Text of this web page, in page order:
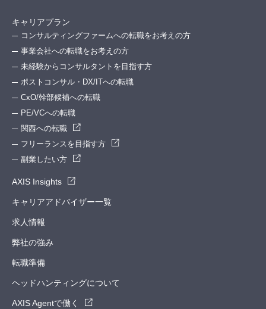
キャリアプラン
コンサルティングファームへの転職をお考えの方
事業会社への転職をお考えの方
未経験からコンサルタントを目指す方
ポストコンサル・DX/ITへの転職
CxO/幹部候補への転職
PE/VCへの転職
関西への転職
フリーランスを目指す方
副業したい方
AXIS Insights
キャリアアドバイザー一覧
求人情報
弊社の強み
転職準備
ヘッドハンティングについて
AXIS Agentで働く